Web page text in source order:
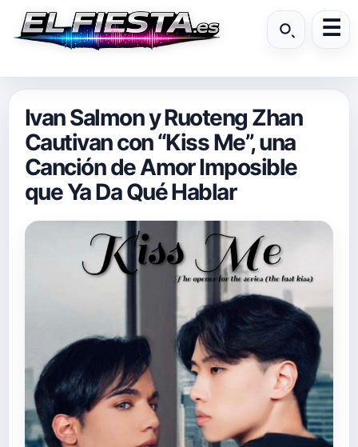
Ivan Salmon y Ruoteng Zhan
Cautivan con “Kiss Me”, una
Canción de Amor Imposible
que Ya Da Qué Hablar